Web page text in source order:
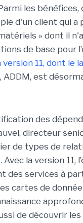
les
d'un client qui a
» dont il
de base pour
11, dont le
ADDM, est
des
directeur
de types de
la version 11,
services à
cartes de
de découvrir